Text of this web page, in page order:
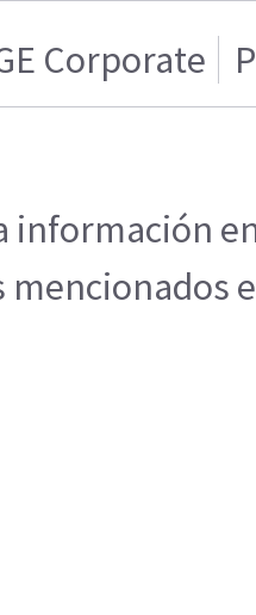
Corporate
información
mencionados